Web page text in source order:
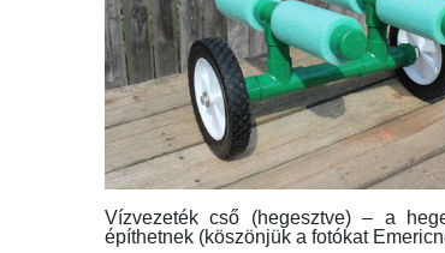
Vízvezeték cső (hegesztve) – a
építhetnek (köszönjük a fotókat